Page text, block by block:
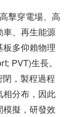
擊穿電場、高
車、再生能源
多仰賴物理
PVT)生長。
，製程過程
相分布，因此
擬，研發效